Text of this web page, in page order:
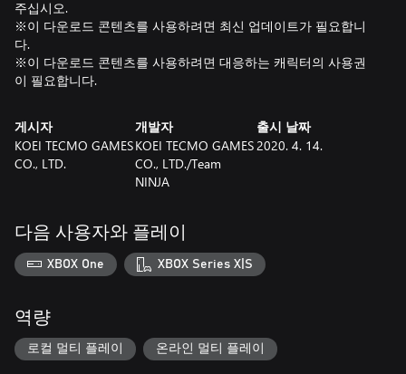
주십시오.
※이 다운로드 콘텐츠를 사용하려면 최신 업데이트가 필요합니
다.
※이 다운로드 콘텐츠를 사용하려면 대응하는 캐릭터의 사용권
이 필요합니다.
게시자
KOEI TECMO GAMES
CO., LTD.
개발자
KOEI TECMO GAMES
CO., LTD./Team
NINJA
출시 날짜
2020. 4. 14.
다음 사용자와 플레이
XBOX One XBOX Series X|S
역량
로컬 멀티 플레이 온라인 멀티 플레이